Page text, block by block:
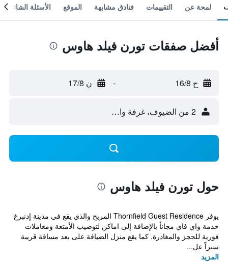
لمحة عن التقييمات فنادق مشابهة الموقع الأسئلة الشائعة
أفضل صفقات تورن فيلد هاوس
ح 16/8 - ن 17/8
2 من الضيوف، غرفة واحدة
حول تورن فيلد هاوس
يوفر Thornfield Guest Residence المريح والذي يقع في مدينة إدنبرغ
خدمة واي فاي مجاناً بالإضافة إلى اماكن لتوضيب الأمتعة ومعاملات
فورية للحجز والمغادرة. كما يقع منزل الضيافة على بعد مسافة قريبة
سيراً عل...
المزيد